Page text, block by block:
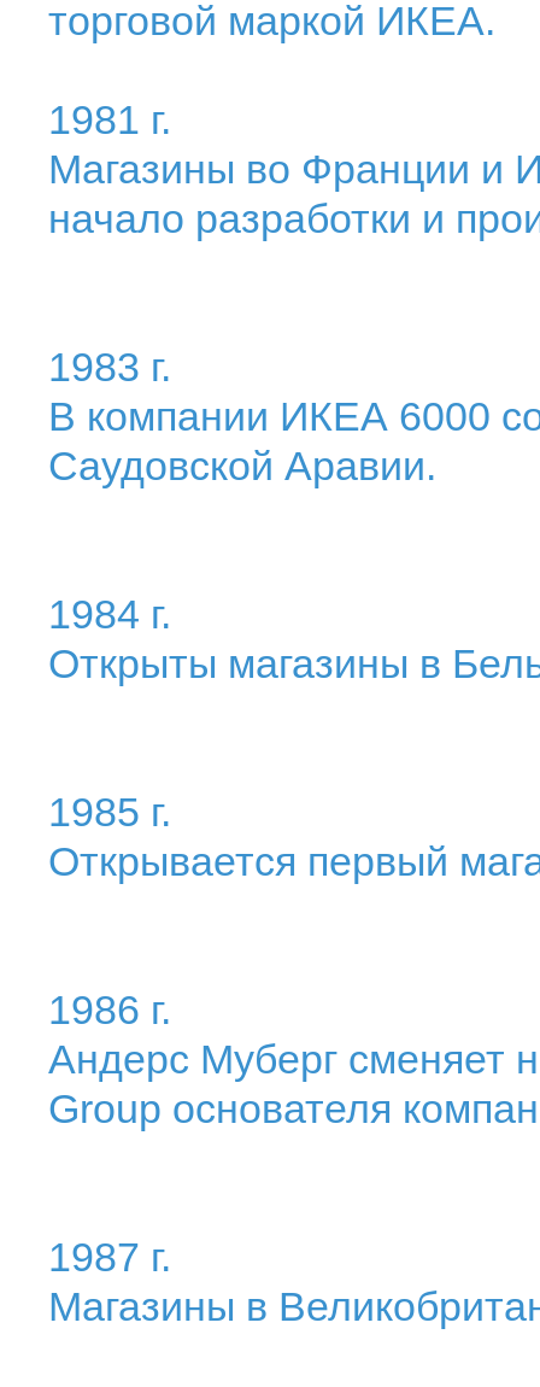
торговой маркой ИКЕА.
1981 г.
Магазины во Франции и
начало разработки и
1983 г.
В компании ИКЕА 6000
Саудовской Аравии.
1984 г.
Открыты магазины в
1985 г.
Открывается первый
1986 г.
Андерс Муберг сменяет
Group основателя
1987 г.
Магазины в